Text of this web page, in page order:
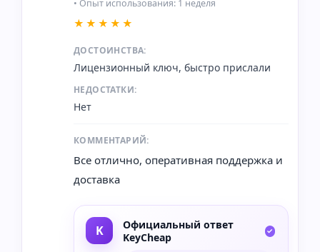
• Опыт использования: 1 неделя
★★★★★
ДОСТОИНСТВА:
Лицензионный ключ, быстро прислали
НЕДОСТАТКИ:
Нет
КОММЕНТАРИЙ:
Все отлично, оперативная поддержка и
доставка
Официальный ответ
KeyCheap